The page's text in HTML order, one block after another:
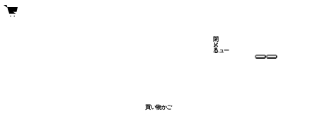
買い物かご
メ
ニュー
閉
じ
る